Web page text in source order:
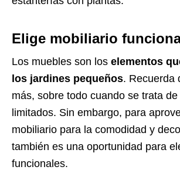
Elige mobiliario
Los muebles son los elementos
los jardines pequeños. Recuerda
más, sobre todo cuando se trata
limitados. Sin embargo, para
mobiliario para la comodidad y
también es una oportunidad para
funcionales.